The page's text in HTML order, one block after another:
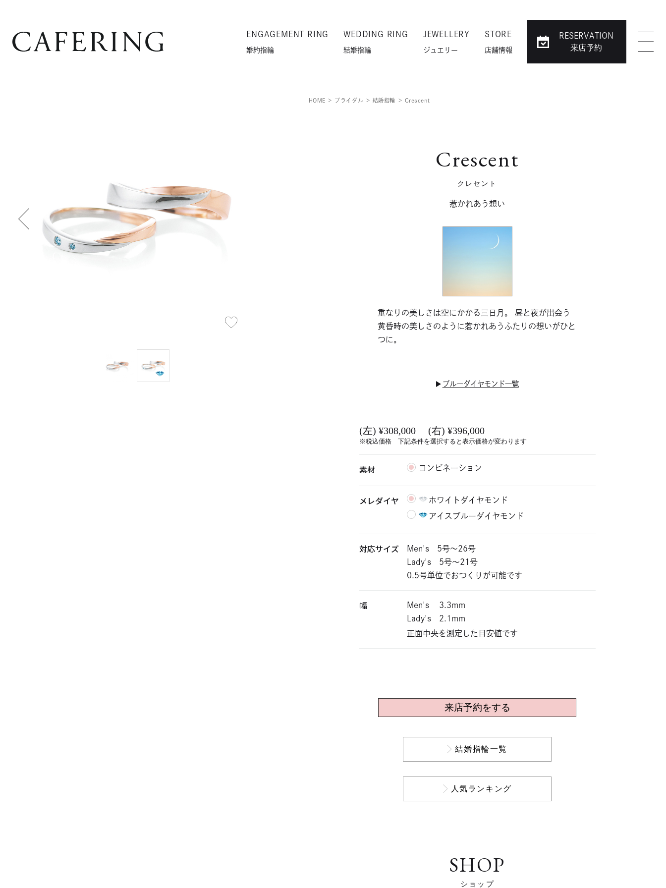
ENGAGEMENT RING
婚約指輪
WEDDING RING
結婚指輪
JEWELLERY
ジュエリー
STORE
店舗情報
RESERVATION
来店予約
HOME ブライダル 結婚指輪 Crescent
Crescent
クレセント
惹かれあう想い
重なりの美しさは空にかかる三日月。 昼と夜が出会う
黄昏時の美しさのように惹かれあうふたりの想いがひと
つに。
ブルーダイヤモンド一覧
(左) ¥308,000 (右) ¥396,000
※税込価格 下記条件を選択すると表示価格が変わります
素材 コンビネーション
メレダイヤ
ホワイトダイヤモンド
アイスブルーダイヤモンド
対応サイズ
Men's 5号〜26号
Lady's 5号〜21号
0.5号単位でおつくりが可能です
幅 Men's
3.3mm
Lady's
2.1mm
正面中央を測定した目安値です
来店予約をする
結婚指輪一覧
人気ランキング
SHOP
ショップ